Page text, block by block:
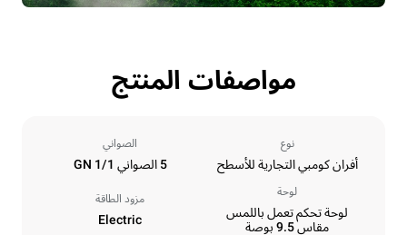
مواصفات المنتج
نوع
أفران كومبي التجارية للأسطح
الصواني
5 الصواني GN 1/1
لوحة
لوحة تحكم تعمل باللمس
مقاس 9.5 بوصة
مزود الطاقة
Electric